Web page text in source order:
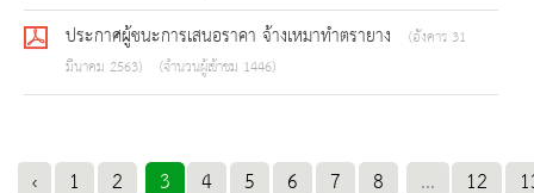
ประกาศผู้ชนะการเสนอราคา จ้างเหมาทำตรายาง
(อังคาร 31
มีนาคม 2563)
(จำนวนผู้เข้าชม 1446)
‹ 1 2 3 4 5 6 7 8 ... 12